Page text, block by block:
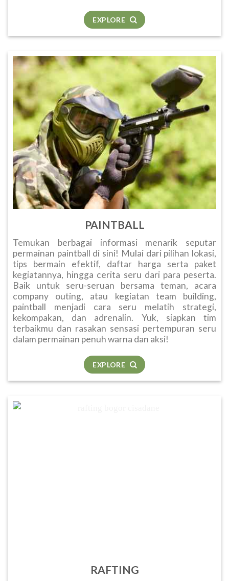
EXPLORE
PAINTBALL
Temukan berbagai informasi menarik seputar
permainan paintball di sini! Mulai dari pilihan lokasi,
tips bermain efektif, daftar harga serta paket
kegiatannya, hingga cerita seru dari para peserta.
Baik untuk seru-seruan bersama teman, acara
company outing, atau kegiatan team building,
paintball menjadi cara seru melatih strategi,
kekompakan, dan adrenalin. Yuk, siapkan tim
terbaikmu dan rasakan sensasi pertempuran seru
dalam permainan penuh warna dan aksi!
EXPLORE
RAFTING